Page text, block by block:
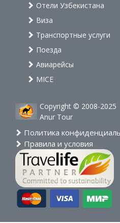
Отели Узбекистана
Виза
Транспортные услуги
Поезда
Авиарейсы
MICE
Copyright © 2008-2025
Anur Tour
Политика
Правила и условия